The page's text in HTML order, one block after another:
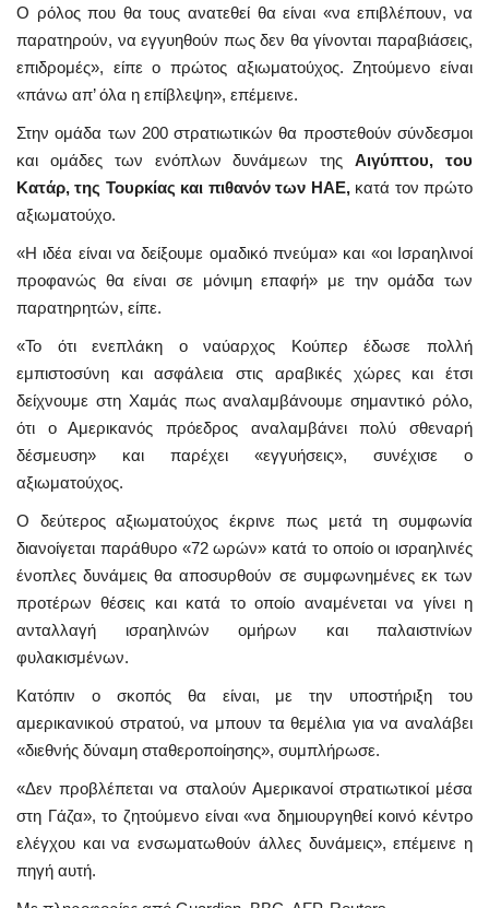
Ο ρόλος που θα τους ανατεθεί θα είναι «να επιβλέπουν, να
παρατηρούν, να εγγυηθούν πως δεν θα γίνονται παραβιάσεις,
επιδρομές», είπε ο πρώτος αξιωματούχος. Ζητούμενο είναι
«πάνω απ’ όλα η επίβλεψη», επέμεινε.
Στην ομάδα των 200 στρατιωτικών θα προστεθούν σύνδεσμοι
και ομάδες των ενόπλων δυνάμεων τηςΑιγύπτου, του
Κατάρ, της Τουρκίας και πιθανόν των ΗΑΕ,κατά τον πρώτο
αξιωματούχο.
«Η ιδέα είναι να δείξουμε ομαδικό πνεύμα» και «οι Ισραηλινοί
προφανώς θα είναι σε μόνιμη επαφή» με την ομάδα των
παρατηρητών, είπε.
«Το ότι ενεπλάκη ο ναύαρχος Κούπερ έδωσε πολλή
εμπιστοσύνη και ασφάλεια στις αραβικές χώρες και έτσι
δείχνουμε στη Χαμάς πως αναλαμβάνουμε σημαντικό ρόλο,
ότι ο Αμερικανός πρόεδρος αναλαμβάνει πολύ σθεναρή
δέσμευση» και παρέχει «εγγυήσεις», συνέχισε ο
αξιωματούχος.
Ο δεύτερος αξιωματούχος έκρινε πως μετά τη συμφωνία
διανοίγεται παράθυρο «72 ωρών» κατά το οποίο οι ισραηλινές
ένοπλες δυνάμεις θα αποσυρθούν σε συμφωνημένες εκ των
προτέρων θέσεις και κατά το οποίο αναμένεται να γίνει η
ανταλλαγή ισραηλινών ομήρων και παλαιστινίων
φυλακισμένων.
Κατόπιν ο σκοπός θα είναι, με την υποστήριξη του
αμερικανικού στρατού, να μπουν τα θεμέλια για να αναλάβει
«διεθνής δύναμη σταθεροποίησης», συμπλήρωσε.
«Δεν προβλέπεται να σταλούν Αμερικανοί στρατιωτικοί μέσα
στη Γάζα», το ζητούμενο είναι «να δημιουργηθεί κοινό κέντρο
ελέγχου και να ενσωματωθούν άλλες δυνάμεις», επέμεινε η
πηγή αυτή.